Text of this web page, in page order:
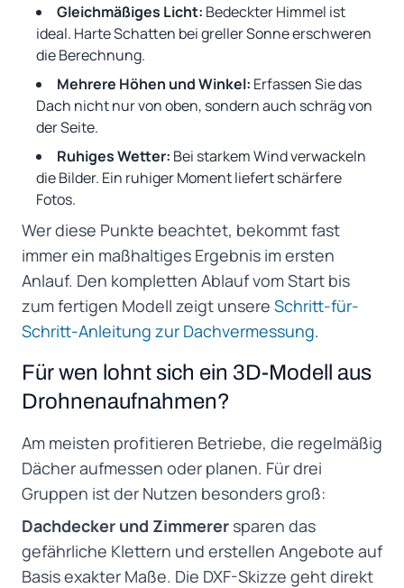
Gleichmäßiges Licht: Bedeckter Himmel ist
ideal. Harte Schatten bei greller Sonne erschweren
die Berechnung.
Mehrere Höhen und Winkel: Erfassen Sie das
Dach nicht nur von oben, sondern auch schräg von
der Seite.
Ruhiges Wetter: Bei starkem Wind verwackeln
die Bilder. Ein ruhiger Moment liefert schärfere
Fotos.
Wer diese Punkte beachtet, bekommt fast
immer ein maßhaltiges Ergebnis im ersten
Anlauf. Den kompletten Ablauf vom Start bis
zum fertigen Modell zeigt unsere Schritt-für-
Schritt-Anleitung zur Dachvermessung.
Für wen lohnt sich ein 3D-Modell aus
Drohnenaufnahmen?
Am meisten profitieren Betriebe, die regelmäßig
Dächer aufmessen oder planen. Für drei
Gruppen ist der Nutzen besonders groß:
Dachdecker und Zimmerer sparen das
gefährliche Klettern und erstellen Angebote auf
Basis exakter Maße. Die DXF-Skizze geht direkt